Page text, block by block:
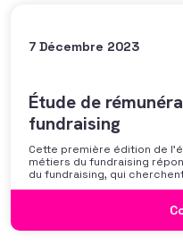
7 Décembre 2023
Étude de
fundraising
Cette première édition de
métiers du fundraising
du fundraising, qui
se positionner. Elle répond
des politiques salariales